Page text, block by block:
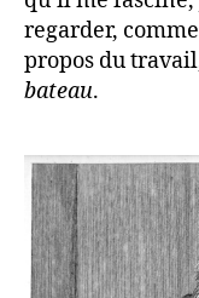
regarder,
propos du
bateau.